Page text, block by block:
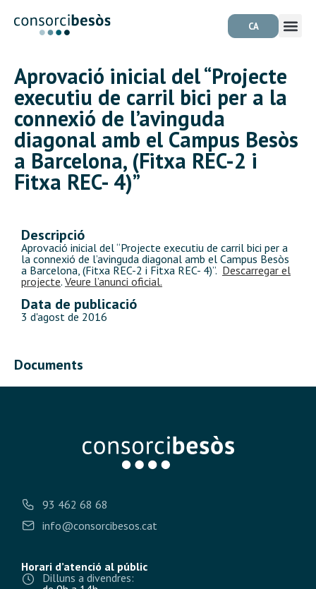
CA
Aprovació inicial del “Projecte
executiu de carril bici per a la
connexió de l’avinguda
diagonal amb el Campus Besòs
a Barcelona, (Fitxa REC-2 i
Fitxa REC- 4)”
Descripció
Aprovació inicial del “Projecte executiu de carril bici per a
la connexió de l’avinguda diagonal amb el Campus Besòs
a Barcelona, (Fitxa REC-2 i Fitxa REC- 4)”. Descarregar el
projecte. Veure l’anunci oficial.
Data de publicació
3 d'agost de 2016
Documents
93 462 68 68
info@consorcibesos.cat
Horari d’atenció al públic
Dilluns a divendres: